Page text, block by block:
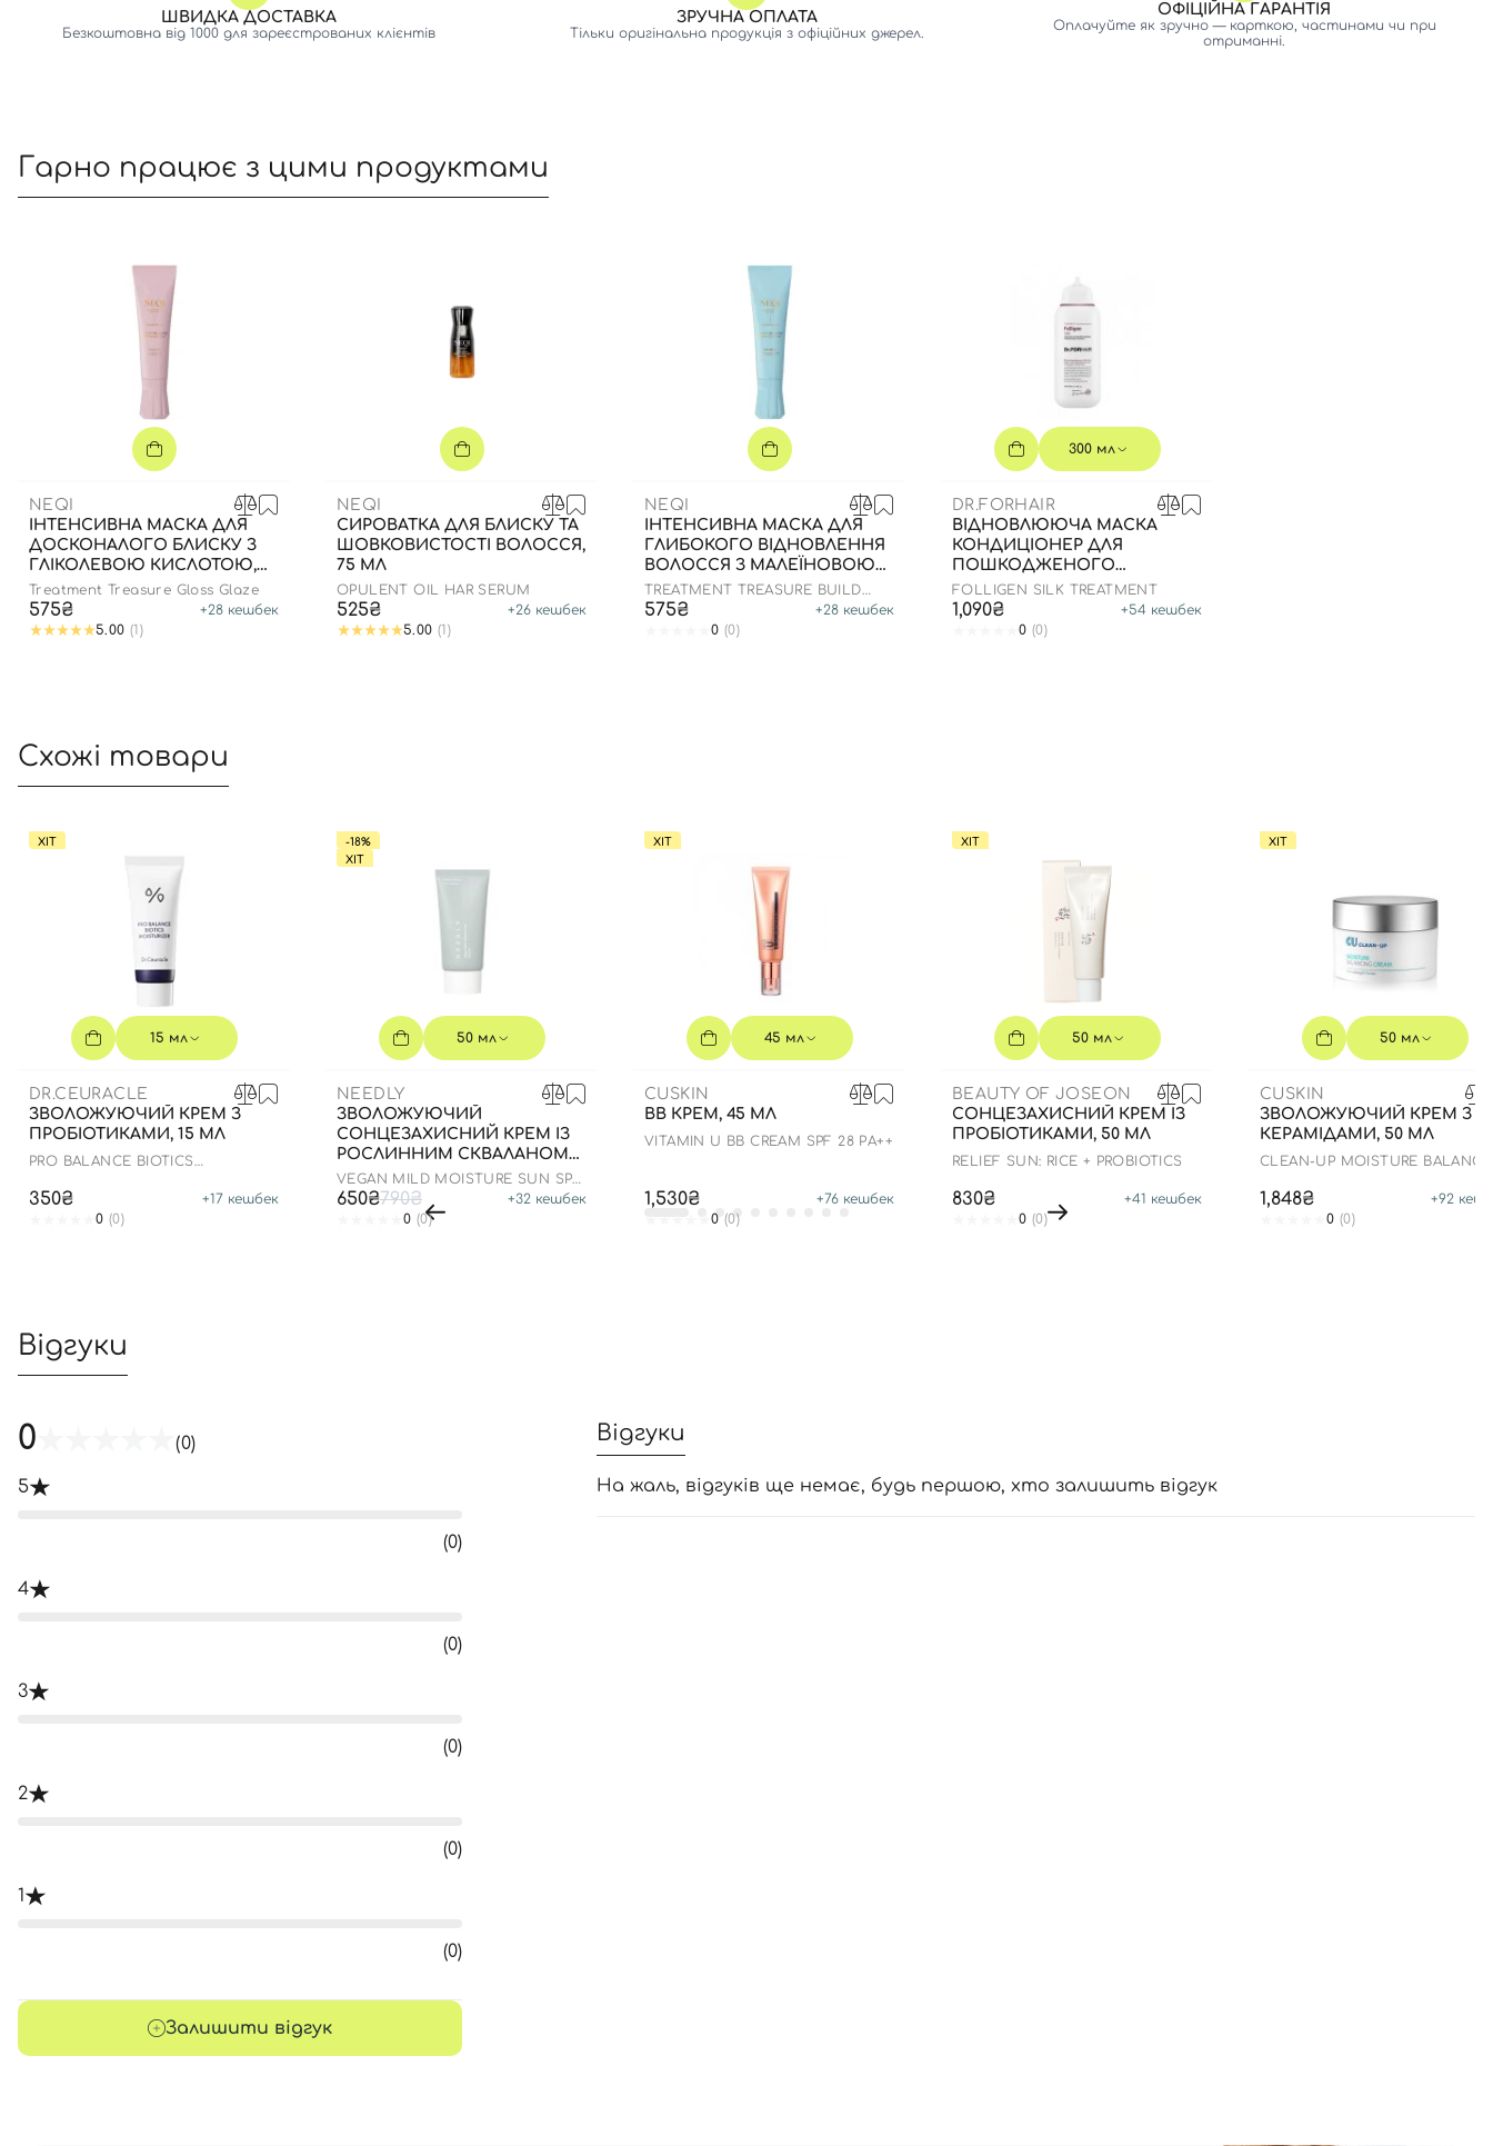
ШВИДКА ДОСТАВКА
Безкоштовна від 1000 для зареєстрованих клієнтів
ЗРУЧНА ОПЛАТА
Тільки оригінальна продукція з офіційних джерел.
ОФІЦІЙНА ГАРАНТІЯ
Оплачуйте як зручно — карткою, частинами чи при
отриманні.
Гарно працює з цими продуктами
NEQI
ІНТЕНСИВНА МАСКА ДЛЯ
ДОСКОНАЛОГО БЛИСКУ З
ГЛІКОЛЕВОЮ КИСЛОТОЮ,
100 МЛ
Treatment Treasure Gloss Glaze
575₴ +28 кешбек
5.00 (1)
NEQI
CИРОВАТКА ДЛЯ БЛИСКУ ТА
ШОВКОВИСТОСТІ ВОЛОССЯ,
75 МЛ
OPULENT OIL HAR SERUM
525₴ +26 кешбек
5.00 (1)
NEQI
ІНТЕНСИВНА МАСКА ДЛЯ
ГЛИБОКОГО ВІДНОВЛЕННЯ
ВОЛОССЯ З МАЛЕЇНОВОЮ
КИСЛОТОЮ, 100 МЛ
TREATMENT TREASURE BUILD
BOOST
575₴ +28 кешбек
0 (0)
300 мл
DR.FORHAIR
ВІДНОВЛЮЮЧА МАСКА
КОНДИЦІОНЕР ДЛЯ
ПОШКОДЖЕНОГО
ВОЛОССЯ, 300 МЛ
FOLLIGEN SILK TREATMENT
1,090₴ +54 кешбек
0 (0)
Схожі товари
ХІТ
15 мл
DR.CEURACLE
ЗВОЛОЖУЮЧИЙ КРЕМ З
ПРОБІОТИКАМИ, 15 МЛ
PRO BALANCE BIOTICS
350₴ +17 кешбек
0 (0)
-18%
ХІТ
50 мл
NEEDLY
ЗВОЛОЖУЮЧИЙ
СОНЦЕЗАХИСНИЙ КРЕМ ІЗ
РОСЛИННИМ СКВАЛАНОМ
ДО 23.03.2027 50 МЛ
VEGAN MILD MOISTURE SUN SPF
50+ PA++++
650₴790₴ +32 кешбек
0 (0)
ХІТ
45 мл
CUSKIN
BB КРЕМ, 45 МЛ
VITAMIN U BB CREAM SPF 28 PA++
1,530₴ +76 кешбек
0 (0)
ХІТ
50 мл
BEAUTY OF JOSEON
СОНЦЕЗАХИСНИЙ КРЕМ ІЗ
ПРОБІОТИКАМИ, 50 МЛ
RELIEF SUN: RICE + PROBIOTICS
830₴ +41 кешбек
0 (0)
ХІТ
50 мл
CUSKIN
ЗВОЛОЖУЮЧИЙ КРЕМ З
КЕРАМІДАМИ, 50 МЛ
CLEAN-UP MOISTURE
1,848₴ +92
0 (0)
Відгуки
0 (0)
5
(0)
4
(0)
3
(0)
2
(0)
1
(0)
Залишити відгук
Відгуки
На жаль, відгуків ще немає, будь першою, хто залишить відгук
Вхід Реєстрація
Номер телефону
Увійти за допомогою e-mail